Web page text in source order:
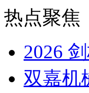
热点聚焦
2026
双嘉机